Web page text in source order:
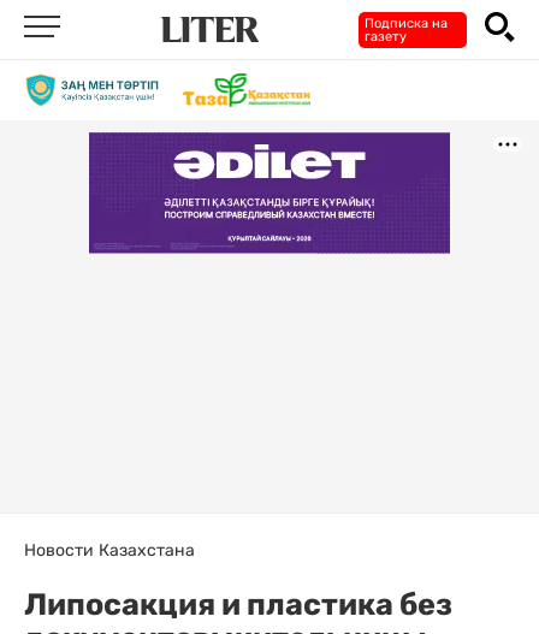
Подписка на
газету
Новости Казахстана
Липосакция и пластика без